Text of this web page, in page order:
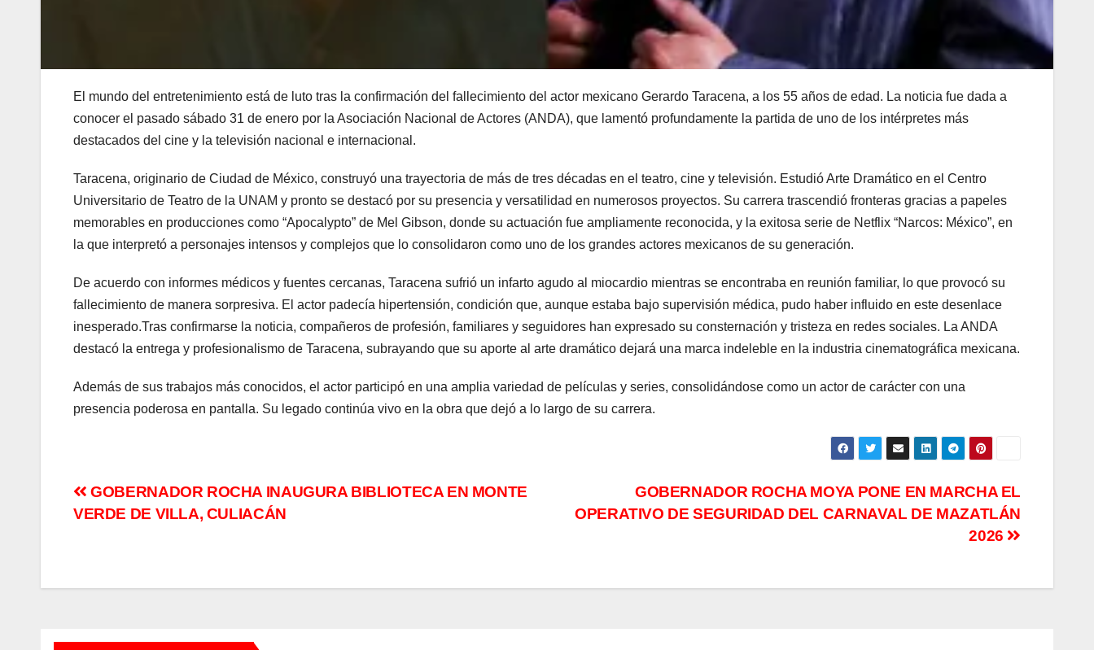
El mundo del entretenimiento está de luto tras la confirmación del fallecimiento del actor mexicano Gerardo Taracena, a los 55 años de edad. La noticia fue dada a
conocer el pasado sábado 31 de enero por la Asociación Nacional de Actores (ANDA), que lamentó profundamente la partida de uno de los intérpretes más
destacados del cine y la televisión nacional e internacional.
Taracena, originario de Ciudad de México, construyó una trayectoria de más de tres décadas en el teatro, cine y televisión. Estudió Arte Dramático en el Centro
Universitario de Teatro de la UNAM y pronto se destacó por su presencia y versatilidad en numerosos proyectos. Su carrera trascendió fronteras gracias a papeles
memorables en producciones como “Apocalypto” de Mel Gibson, donde su actuación fue ampliamente reconocida, y la exitosa serie de Netflix “Narcos: México”, en
la que interpretó a personajes intensos y complejos que lo consolidaron como uno de los grandes actores mexicanos de su generación.
De acuerdo con informes médicos y fuentes cercanas, Taracena sufrió un infarto agudo al miocardio mientras se encontraba en reunión familiar, lo que provocó su
fallecimiento de manera sorpresiva. El actor padecía hipertensión, condición que, aunque estaba bajo supervisión médica, pudo haber influido en este desenlace
inesperado.Tras confirmarse la noticia, compañeros de profesión, familiares y seguidores han expresado su consternación y tristeza en redes sociales. La ANDA
destacó la entrega y profesionalismo de Taracena, subrayando que su aporte al arte dramático dejará una marca indeleble en la industria cinematográfica mexicana.
Además de sus trabajos más conocidos, el actor participó en una amplia variedad de películas y series, consolidándose como un actor de carácter con una
presencia poderosa en pantalla. Su legado continúa vivo en la obra que dejó a lo largo de su carrera.
Navegación
GOBERNADOR ROCHA MOYA PONE EN MARCHA EL
OPERATIVO DE SEGURIDAD DEL CARNAVAL DE MAZATLÁN
2026
GOBERNADOR ROCHA INAUGURA BIBLIOTECA EN MONTE
VERDE DE VILLA, CULIACÁN